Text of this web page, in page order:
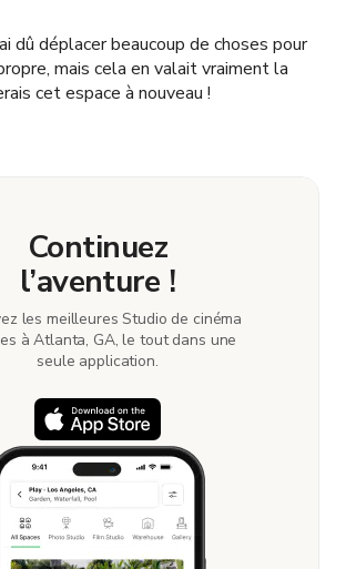
dû déplacer beaucoup de choses pour
mais cela en valait vraiment la
cet espace à nouveau !
Continuez
l’aventure !
les meilleures Studio de cinéma
à Atlanta, GA, le tout dans une
seule application.